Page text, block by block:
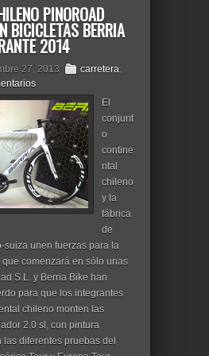
PINOROAD
BICICLETAS BERRIA
2014
27, 2013 carretera,
El
conjunt
o
contine
ntal
chileno
y la
fábrica
de
suiza unen fuerzas para la
comenzará en sólo unas
S.L. y Berria Bike han
para que los integrantes
chileno monten las
2.0 sl, con pintura
diferentes pruebas del